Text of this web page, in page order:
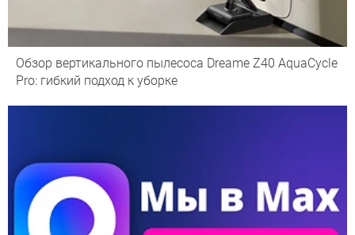
Обзор вертикального пылесоса Dreame Z40 AquaCycle
Pro: гибкий подход к уборке